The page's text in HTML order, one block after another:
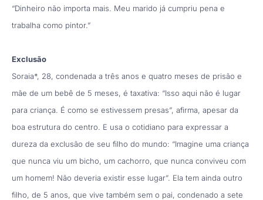
“Dinheiro não importa mais. Meu marido já cumpriu pena e
trabalha como pintor.”
Exclusão
Soraia*, 28, condenada a três anos e quatro meses de prisão e
mãe de um bebê de 5 meses, é taxativa: “Isso aqui não é lugar
para criança. É como se estivessem presas”, afirma, apesar da
boa estrutura do centro. E usa o cotidiano para expressar a
dureza da exclusão de seu filho do mundo: “Imagine uma criança
que nunca viu um bicho, um cachorro, que nunca conviveu com
um homem! Não deveria existir esse lugar”. Ela tem ainda outro
filho, de 5 anos, que vive também sem o pai, condenado a sete